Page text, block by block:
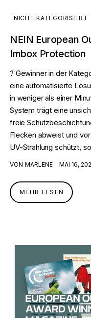
NICHT KATEGORISIERT
NEIN European
Imbox Protection
? Gewinner in der
eine automatisierte
in weniger als einer
System trägt eine
freie
Flecken abweist und
UV-Strahlung schützt,
VON MARLENE MAI 16,
MEHR LESEN